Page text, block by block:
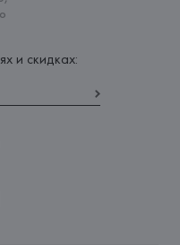
и скидках: